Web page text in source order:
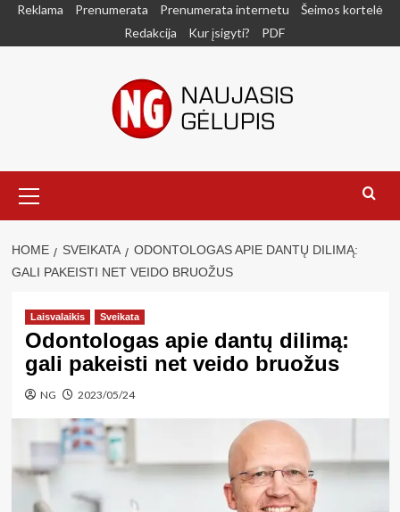
SkipReklama Prenumerata Prenumerata internetu
Šeimos kortelė
Redakcija
Kur įsigyti? PDF
Menu
HOME SVEIKATA
ODONTOLOGAS APIE DANTŲ DILIMĄ:
GALI PAKEISTI NET VEIDO BRUOŽUS
Laisvalaikis Sveikata
Odontologas apie dantų dilimą:
gali pakeisti net veido bruožus
NG 2023/05/24